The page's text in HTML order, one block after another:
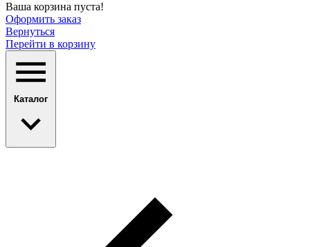
Ваша корзина пуста!
Оформить заказ
Вернуться
Перейти в корзину
Каталог